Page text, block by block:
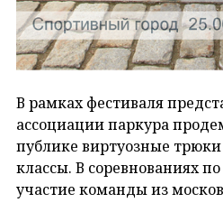
В рамках фестиваля
ассоциации паркура
публике виртуозные
классы. В соревнованиях
участие команды из